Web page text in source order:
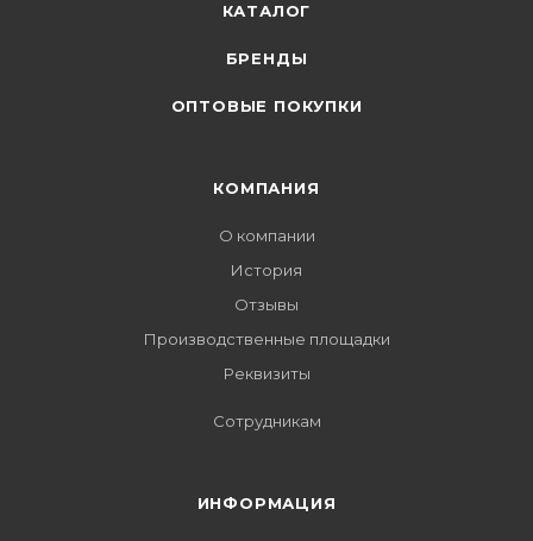
КАТАЛОГ
БРЕНДЫ
ОПТОВЫЕ ПОКУПКИ
КОМПАНИЯ
О компании
История
Отзывы
Производственные площадки
Реквизиты
Сотрудникам
ИНФОРМАЦИЯ